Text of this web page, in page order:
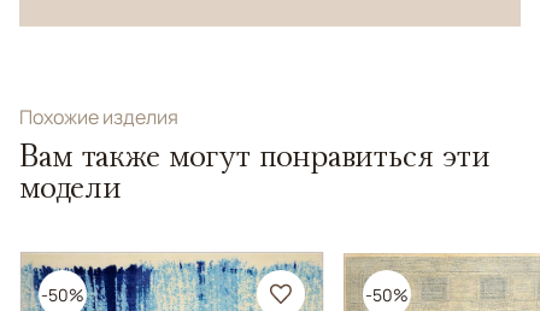
Похожие изделия
Вам также могут понравиться эти
модели
-50% -50%